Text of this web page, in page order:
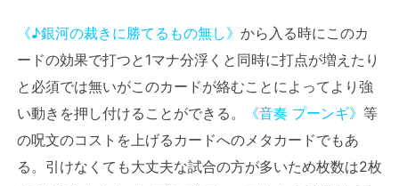
《♪銀河の裁きに勝てるもの無し》 から入る時にこのカ
ードの効果で打つと1マナ分浮くと同時に打点が増えたり
と必須では無いがこのカードが絡むことによってより強
い動きを押し付けることができる。
《音奏 プーンギ》 等
の呪文のコストを上げるカードへのメタカードでもあ
る。引けなくても大丈夫な試合の方が多いため枚数は2枚